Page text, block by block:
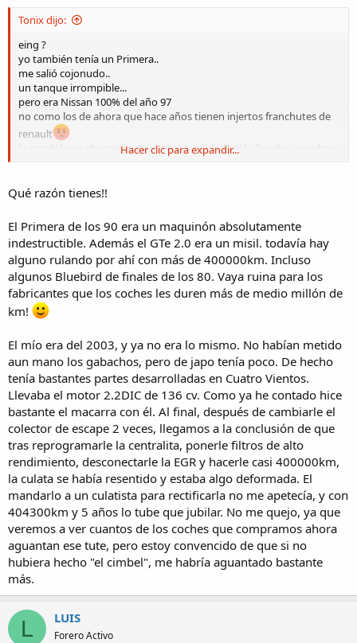
Tonix dijo:
eing ?
yo también tenía un Primera..
me salió cojonudo..
un tanque irrompible...
pero era Nissan 100% del año 97
no como los de ahora que hace años tienen injertos franchutes de
renault
lo cambié por aburrimiento y por seguridad...sólo llevaba un airbag
de origen sin cargar nunca y enfría como un demonio,elevalunas y
espaldas....
aimmss me conformo con que me salga éste la mitad de bueno.
Hacer clic para expandir...
Qué razón tienes!!
El Primera de los 90 era un maquinón absolutamente
indestructible. Además el GTe 2.0 era un misil. todavía hay
alguno rulando por ahí con más de 400000km. Incluso
algunos Bluebird de finales de los 80. Vaya ruina para los
fabricantes que los coches les duren más de medio millón de
km!
El mío era del 2003, y ya no era lo mismo. No habían metido
aun mano los gabachos, pero de japo tenía poco. De hecho
tenía bastantes partes desarrolladas en Cuatro Vientos.
Llevaba el motor 2.2DIC de 136 cv. Como ya he contado hice
bastante el macarra con él. Al final, después de cambiarle el
colector de escape 2 veces, llegamos a la conclusión de que
tras reprogramarle la centralita, ponerle filtros de alto
rendimiento, desconectarle la EGR y hacerle casi 400000km,
la culata se había resentido y estaba algo deformada. El
mandarlo a un culatista para rectificarla no me apetecía, y con
404300km y 5 años lo tube que jubilar. No me quejo, ya que
veremos a ver cuantos de los coches que compramos ahora
aguantan ese tute, pero estoy convencido de que si no
hubiera hecho "el cimbel", me habría aguantado bastante
más.
L LUIS
Forero Activo